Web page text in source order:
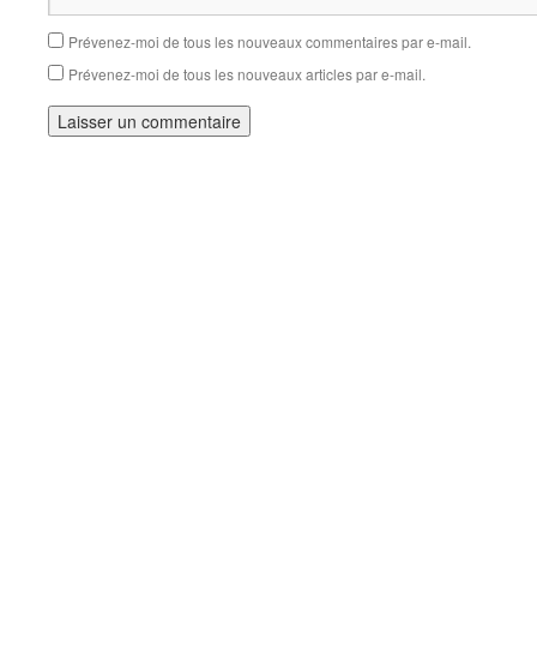
Prévenez-moi de tous les nouveaux commentaires par e-mail.
Prévenez-moi de tous les nouveaux articles par e-mail.